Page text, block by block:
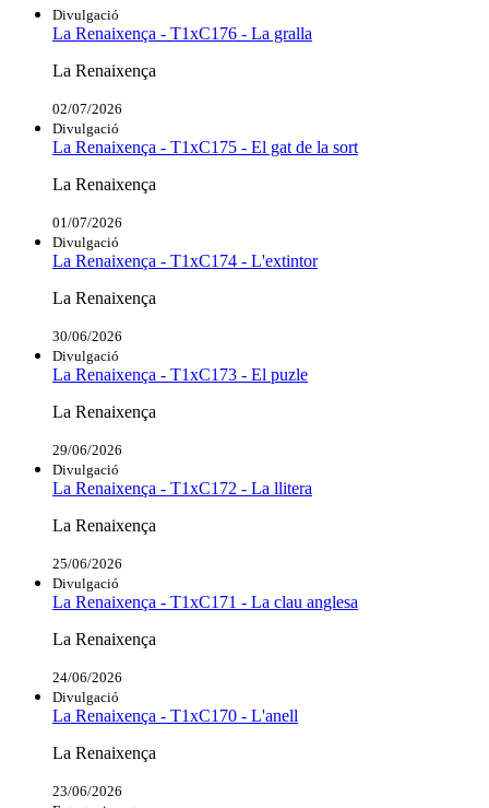
Divulgació
La Renaixença - T1xC176 - La gralla
La Renaixença
02/07/2026
Divulgació
La Renaixença - T1xC175 - El gat de la sort
La Renaixença
01/07/2026
Divulgació
La Renaixença - T1xC174 - L'extintor
La Renaixença
30/06/2026
Divulgació
La Renaixença - T1xC173 - El puzle
La Renaixença
29/06/2026
Divulgació
La Renaixença - T1xC172 - La llitera
La Renaixença
25/06/2026
Divulgació
La Renaixença - T1xC171 - La clau anglesa
La Renaixença
24/06/2026
Divulgació
La Renaixença - T1xC170 - L'anell
La Renaixença
23/06/2026